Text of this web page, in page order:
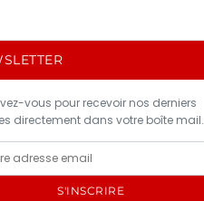
vous pour recevoir nos derniers
directement dans votre boîte mail.
S'INSCRIRE